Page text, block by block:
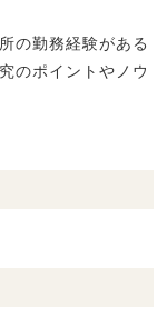
の勤務経験がある
のポイントやノウ